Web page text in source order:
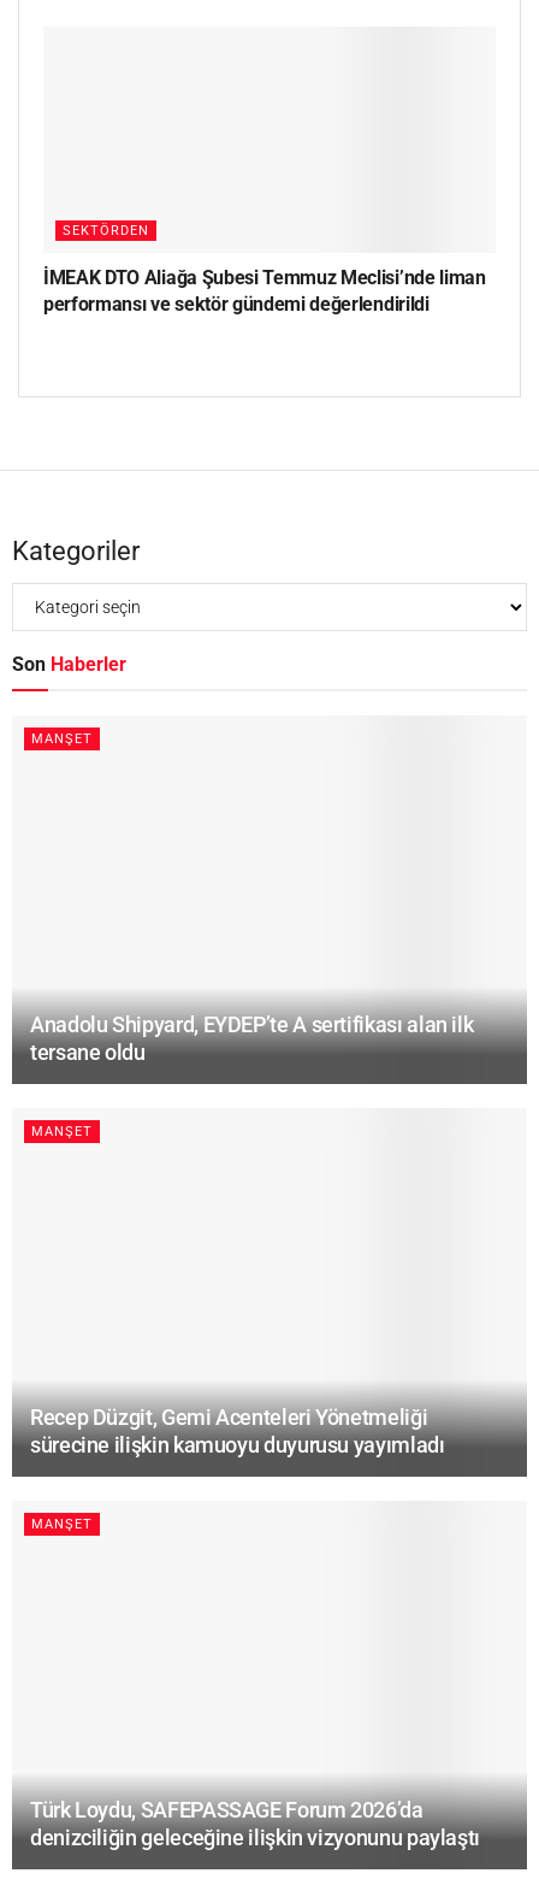
SEKTÖRDEN
İMEAK DTO Aliağa Şubesi Temmuz Meclisi’nde liman
performansı ve sektör gündemi değerlendirildi
Kategoriler
Son Haberler
MANŞET
Anadolu Shipyard, EYDEP’te A sertifikası alan ilk
tersane oldu
MANŞET
Recep Düzgit, Gemi Acenteleri Yönetmeliği
sürecine ilişkin kamuoyu duyurusu yayımladı
MANŞET
Türk Loydu, SAFEPASSAGE Forum 2026’da
denizciliğin geleceğine ilişkin vizyonunu paylaştı